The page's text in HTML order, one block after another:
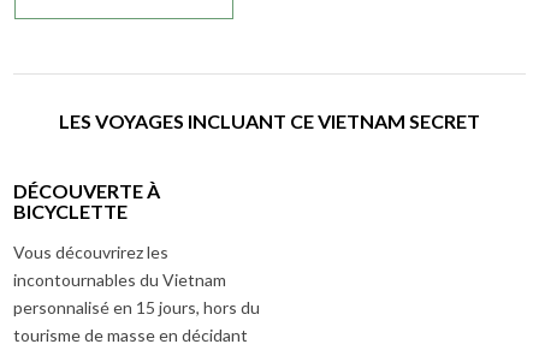
LES VOYAGES INCLUANT CE VIETNAM SECRET
DÉCOUVERTE À
BICYCLETTE
Vous découvrirez les
incontournables du Vietnam
personnalisé en 15 jours, hors du
tourisme de masse en décidant